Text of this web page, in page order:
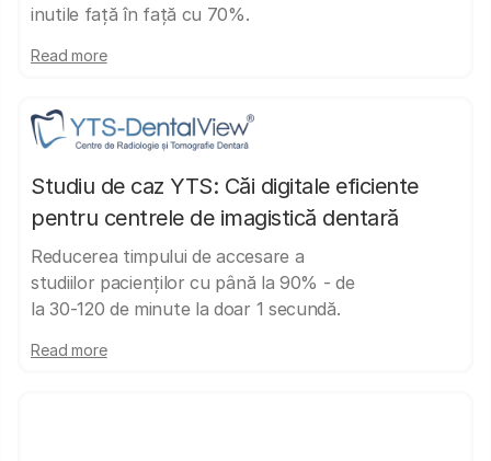
inutile față în față cu 70%.
Read more
Studiu de caz YTS: Căi digitale eficiente
pentru centrele de imagistică dentară
Reducerea timpului de accesare a
studiilor pacienților cu până la 90% - de
la 30-120 de minute la doar 1 secundă.
Read more